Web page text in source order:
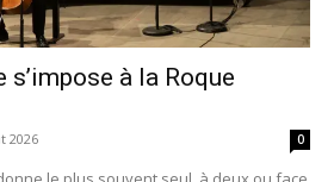
s’impose à la Roque
2026 0